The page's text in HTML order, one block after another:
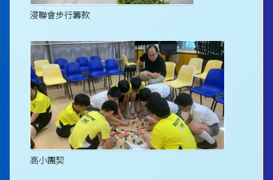
浸聯會步行籌款
高小團契